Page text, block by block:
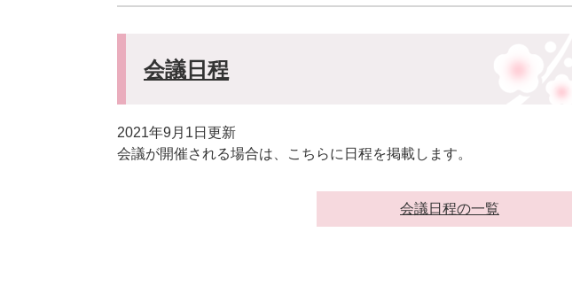
会議日程
2021年9月1日更新
会議が開催される場合は、こちらに日程を掲載します。
会議日程の一覧